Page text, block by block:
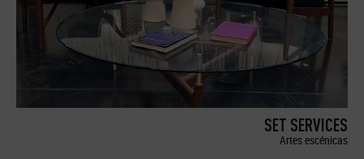
SET SERVICES
Artes escénicas